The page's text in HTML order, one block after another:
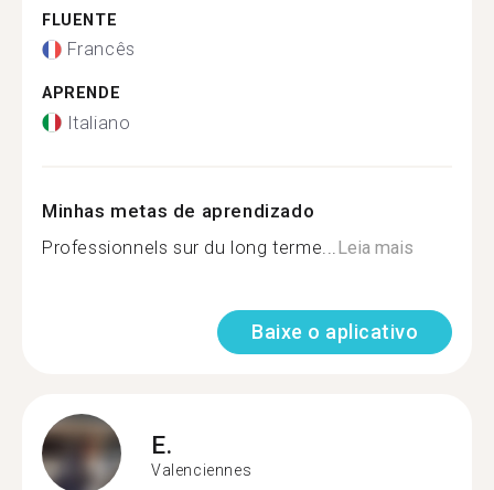
FLUENTE
Francês
APRENDE
Italiano
Minhas metas de aprendizado
Professionnels sur du long terme... Leia mais
Baixe o aplicativo
E.
Valenciennes